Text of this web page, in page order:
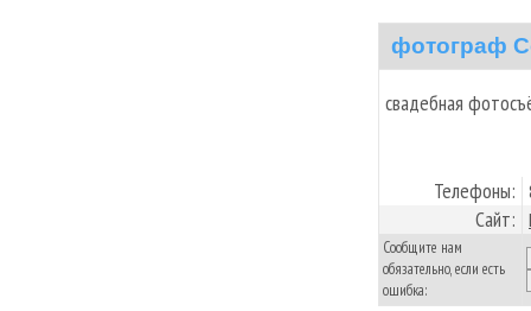
фотограф
свадебная
Телефоны:
Сайт:
Сообщите нам
обязательно, если есть
ошибка: